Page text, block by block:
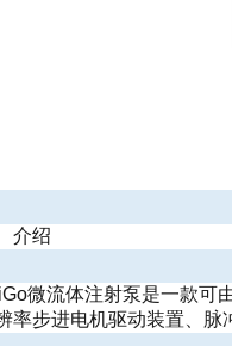
介绍
微流体注射泵是一款可
率步进电机驱动装置、脉